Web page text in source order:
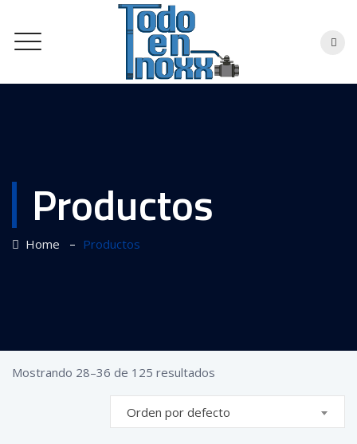
Productos
Home – Productos
Mostrando 28–36 de 125 resultados
Orden por defecto